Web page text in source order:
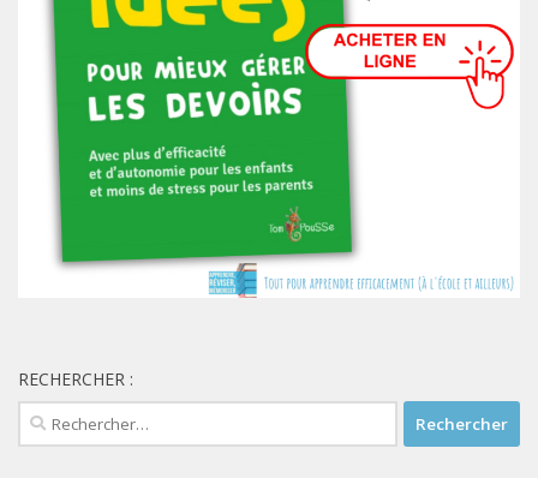
RECHERCHER :
Rechercher :